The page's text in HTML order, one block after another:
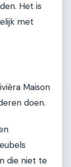
Het is
met
Maison
doen.
die niet te